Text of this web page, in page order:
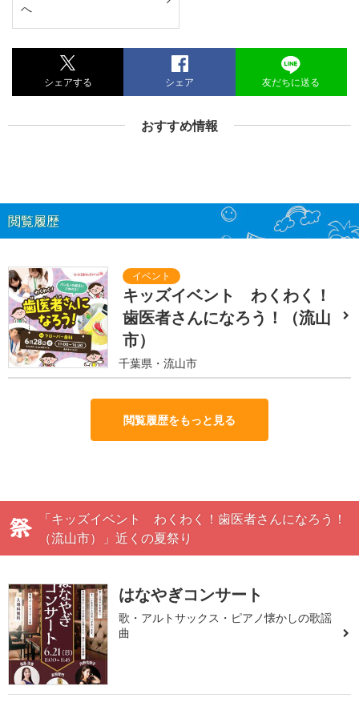
へ
シェアする シェア 友だちに送る
おすすめ情報
閲覧履歴
キッズイベント わくわく！
歯医者さんになろう！（流山
市）
千葉県・流山市
閲覧履歴をもっと見る
「キッズイベント わくわく！歯医者さんになろう！
（流山市）」近くの夏祭り
はなやぎコンサート
歌・アルトサックス・ピアノ懐かしの歌謡
曲